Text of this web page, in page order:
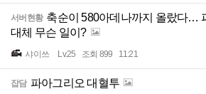
서버현황 축순이 580아데나까지 올랐다…
대체 무슨 일이?
샤이쓰 Lv.25 조회 899 11:21
잡담 파아그리오 대혈투